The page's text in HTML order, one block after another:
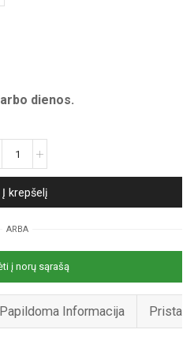
dienos.
Į krepšelį
ARBA
į norų sąrašą
Papildoma Informacija